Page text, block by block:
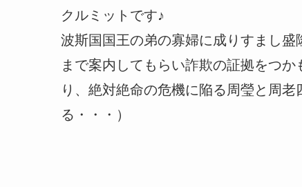
クルミットです♪
波斯国国王の弟の寡婦に成りすまし
まで案内してもらい詐欺の証拠をつ
り、絶対絶命の危機に陥る周瑩と周
る・・・）